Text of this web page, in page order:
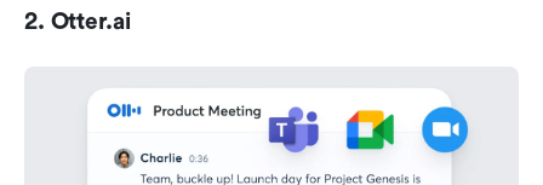
2. Otter.ai